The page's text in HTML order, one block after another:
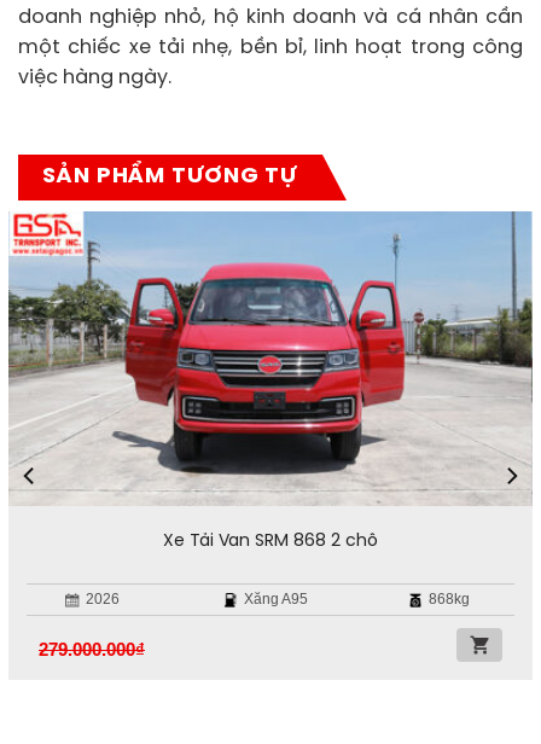
doanh nghiệp nhỏ, hộ kinh doanh và cá nhân cần
một chiếc xe tải nhẹ, bền bỉ, linh hoạt trong công
việc hàng ngày.
SẢN PHẨM TƯƠNG TỰ
Xe Tải Van SRM 868 2 chỗ
2026 Xăng A95 868kg
279.000.000₫